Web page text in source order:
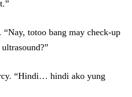
totoo bang may check-up
“Hindi… hindi ako yung